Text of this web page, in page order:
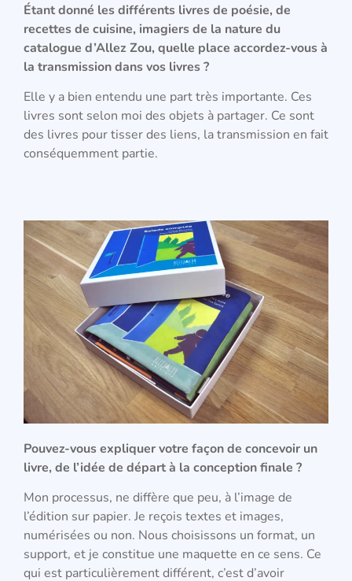
Étant donné les différents livres de poésie, de
recettes de cuisine, imagiers de la nature du
catalogue d’Allez Zou, quelle place accordez-vous à
la transmission dans vos livres ?
Elle y a bien entendu une part très importante. Ces
livres sont selon moi des objets à partager. Ce sont
des livres pour tisser des liens, la transmission en fait
conséquemment partie.
Pouvez-vous expliquer votre façon de concevoir un
livre, de l’idée de départ à la conception finale ?
Mon processus, ne diffère que peu, à l’image de
l’édition sur papier. Je reçois textes et images,
numérisées ou non. Nous choisissons un format, un
support, et je constitue une maquette en ce sens. Ce
qui est particulièrement différent, c’est d’avoir